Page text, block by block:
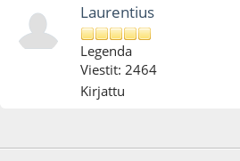
Laurentius
Legenda
Viestit: 2464
Kirjattu